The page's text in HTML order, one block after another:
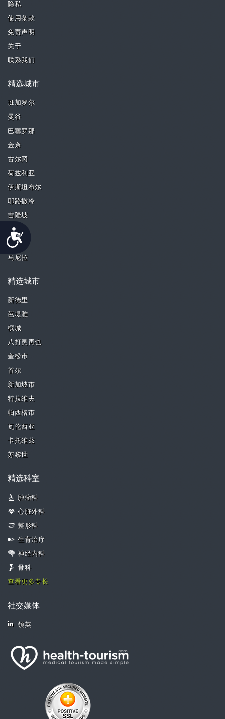
Accessibility
隐私
使用条款
免责声明
关于
联系我们
精选城市
班加罗尔
曼谷
巴塞罗那
金奈
古尔冈
荷兹利亚
伊斯坦布尔
耶路撒冷
吉隆坡
马德里
马拉加
马尼拉
精选城市
新德里
芭堤雅
槟城
八打灵再也
奎松市
首尔
新加坡市
特拉维夫
帕西格市
瓦伦西亚
卡托维兹
苏黎世
精选科室
肿瘤科
心脏外科
整形科
生育治疗
神经内科
骨科
查看更多专长
社交媒体
领英